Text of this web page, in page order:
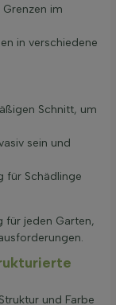
im
in verschiedene
Schnitt, um
sein und
für Schädlinge
für jeden Garten,
und Farbe